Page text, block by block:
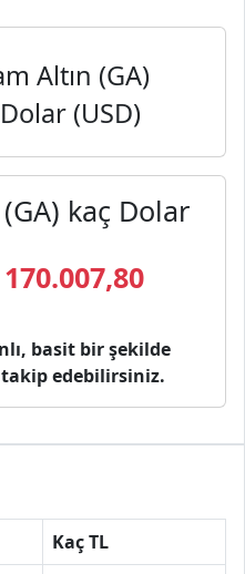
Altın (GA)
Dolar (USD)
kaç Dolar
170.007,80
basit bir şekilde
edebilirsiniz.
Kaç TL